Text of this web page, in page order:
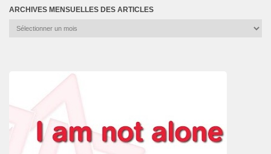
ARCHIVES MENSUELLES DES ARTICLES
Archives